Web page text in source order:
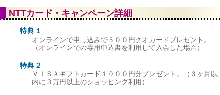
NTTカード・キャンペーン詳細
特典１
オンラインで申し込みで５００円クオカードプレゼント。
（オンラインでの専用申込書を利用して入会した場合）
特典２
ＶＩＳＡギフトカード１０００円分プレゼント。（３ヶ月以
内に３万円以上のショッピング利用）